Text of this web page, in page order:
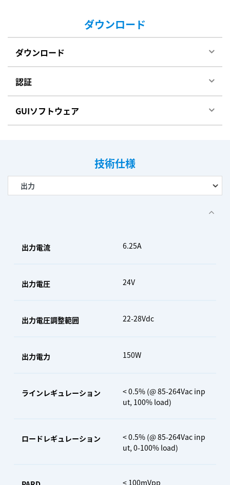
ダウンロード
ダウンロード
認証
GUIソフトウェア
技術仕様
出力電流 6.25A
出力電圧 24V
出力電圧調整範囲 22-28Vdc
出力電力 150W
ラインレギュレーション
< 0.5% (@ 85-264Vac inp
ut, 100% load)
ロードレギュレーション
< 0.5% (@ 85-264Vac inp
ut, 0-100% load)
< 100mVpp